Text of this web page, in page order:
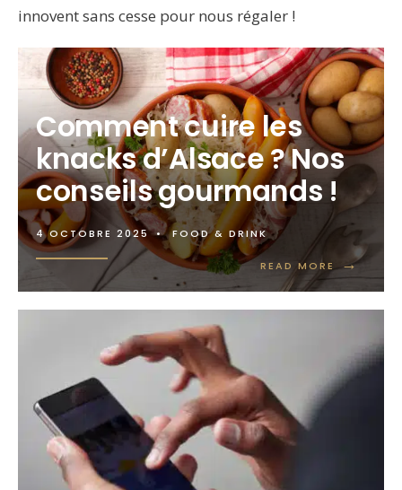
innovent sans cesse pour nous régaler !
Comment cuire les
knacks d’Alsace ? Nos
conseils gourmands !
4 OCTOBRE 2025 • FOOD & DRINK
READ MORE →